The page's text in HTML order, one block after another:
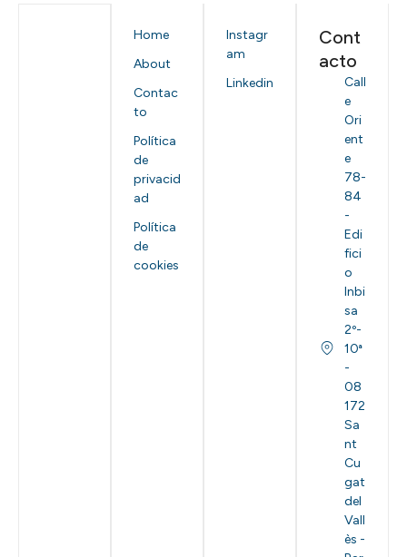
Home
About
Contac
to
Política
de
privacid
ad
Política
de
cookies
Instagr
am
Linkedin
Cont
acto
Call
e
Ori
ent
e
78-
84
-
Edi
fici
o
Inbi
sa
2º-
10ª
-
08
172
Sa
nt
Cu
gat
del
Vall
ès -